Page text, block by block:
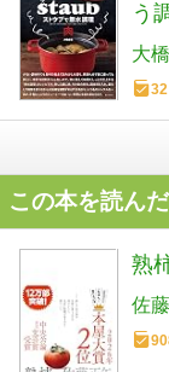
う
大
32
この本を読ん
熟
佐